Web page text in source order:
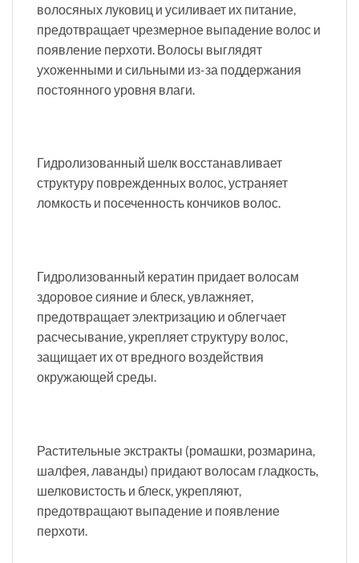
волосяных луковиц и усиливает их питание,
предотвращает чрезмерное выпадение волос и
появление перхоти. Волосы выглядят
ухоженными и сильными из-за поддержания
постоянного уровня влаги.
Гидролизованный шелк восстанавливает
структуру поврежденных волос, устраняет
ломкость и посеченность кончиков волос.
Гидролизованный кератин придает волосам
здоровое сияние и блеск, увлажняет,
предотвращает электризацию и облегчает
расчесывание, укрепляет структуру волос,
защищает их от вредного воздействия
окружающей среды.
Растительные экстракты (ромашки, розмарина,
шалфея, лаванды) придают волосам гладкость,
шелковистость и блеск, укрепляют,
предотвращают выпадение и появление
перхоти.